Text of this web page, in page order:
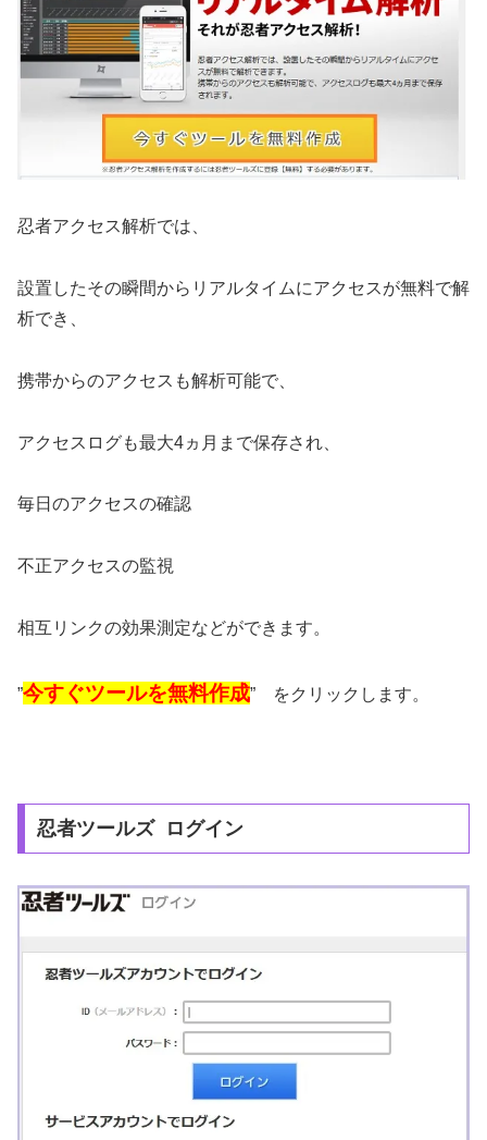
忍者アクセス解析では、
設置したその瞬間からリアルタイムにアクセスが無料で解
析でき、
携帯からのアクセスも解析可能で、
アクセスログも最大4ヵ月まで保存され、
毎日のアクセスの確認
不正アクセスの監視
相互リンクの効果測定などができます。
”今すぐツールを無料作成” をクリックします。
忍者ツールズ ログイン